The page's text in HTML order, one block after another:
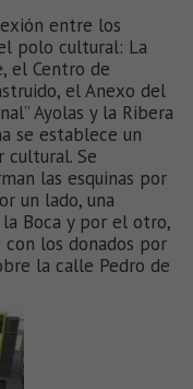
entre los
polo cultural: La
el Centro de
el Anexo del
Ayolas y la Ribera
se establece un
Se
las esquinas por
un lado, una
Boca y por el otro,
los donados por
la calle Pedro de